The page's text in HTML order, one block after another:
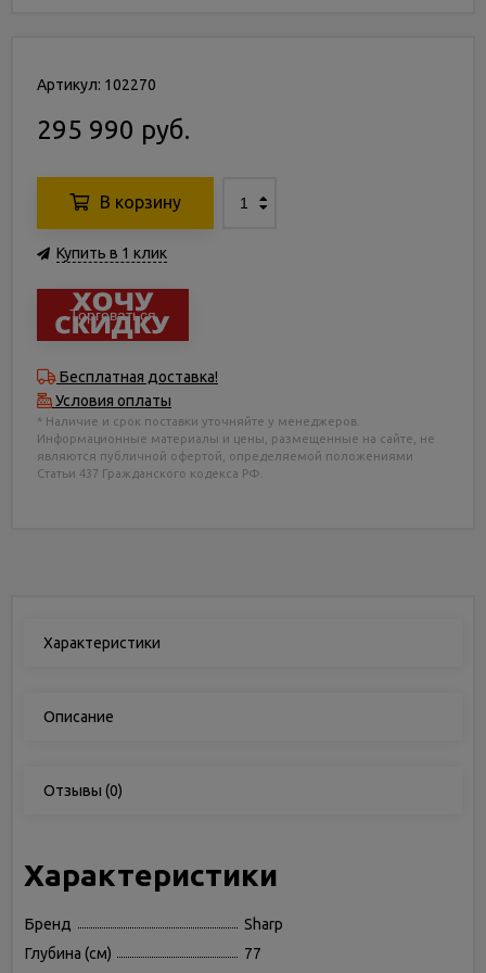
Артикул: 102270
295 990 руб.
В корзину
Купить в 1 клик
Торговаться
Бесплатная доставка!
Условия оплаты
* Наличие и срок поставки уточняйте у менеджеров.
Информационные материалы и цены, размещенные на сайте, не
являются публичной офертой, определяемой положениями
Статьи 437 Гражданского кодекса РФ.
Характеристики
Описание
Отзывы (0)
Характеристики
Бренд
Sharp
Глубина (см)
77